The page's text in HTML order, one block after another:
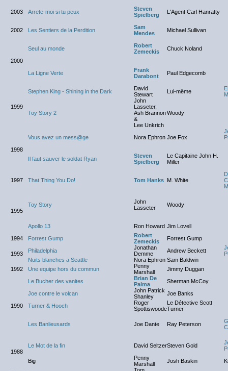
2003 Arrete-moi si tu peux
Steven
Spielberg
L'Agent Carl Hanratty
2002 Les Sentiers de la Perdition
Sam
Mendes
Michael Sullivan
2000
Seul au monde
Robert
Zemeckis
Chuck Noland
La Ligne Verte
Frank
Darabont
Paul Edgecomb
1999
Stephen King - Shining in the Dark
David
Stewart
Lui-même
Toy Story 2
John
Lasseter,
Ash Brannon
&
Lee Unkrich
Woody
1998
Vous avez un mess@ge Nora Ephron Joe Fox
Il faut sauver le soldat Ryan
Steven
Spielberg
Le Capitaine John H.
Miller
1997 That Thing You Do! Tom Hanks M. White
1995
Toy Story
John
Lasseter
Woody
Apollo 13 Ron Howard Jim Lovell
1994
Forrest Gump
Robert
Zemeckis
Forrest Gump
1993 Philadelphia
Jonathan
Demme
Andrew Beckett
Nuits blanches a Seattle
Nora Ephron Sam Baldwin
1992
Une equipe hors du commun
Penny
Marshall
Jimmy Duggan
1990
Le Bucher des vanites
Brian De
Palma
Sherman McCoy
Joe contre le volcan
John Patrick
Shanley
Joe Banks
Turner & Hooch
Roger
Spottiswoode
Le Détective Scott
Turner
Les Banlieusards Joe Dante Ray Peterson
1988
Le Mot de la fin David SeltzerSteven Gold
Big
Penny
Marshall
Josh Baskin